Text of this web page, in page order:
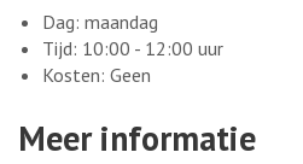
Dag: maandag
Tijd: 10:00 - 12:00 uur
Kosten: Geen
Meer informatie